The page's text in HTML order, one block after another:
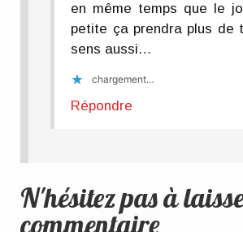
en même temps que le
petite ça prendra plus de
sens aussi…
chargement…
Répondre
N'hésitez pas à
commentaire